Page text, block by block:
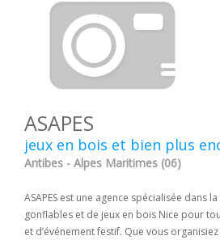
ASAPES
jeux en bois et bien plus
Antibes - Alpes Maritimes (06)
ASAPES est une agence spécialisée dans
gonflables et de jeux en bois Nice pour
et d’événement festif. Que vous